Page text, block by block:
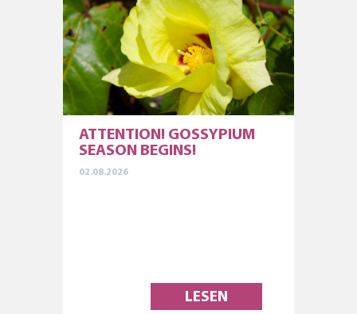
ATTENTION! GOSSYPIUM
SEASON BEGINS!
02.08.2026
LESEN